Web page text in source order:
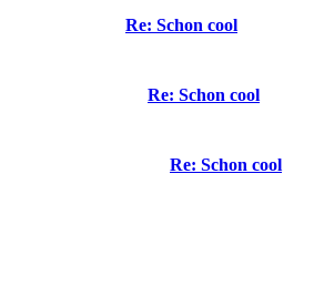
Re: Schon cool
Re: Schon cool
Re: Schon cool